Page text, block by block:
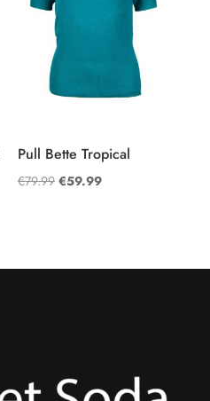
Pull Bette Tropical
€79.99 Oorspronkelijke
€59.99Huidige